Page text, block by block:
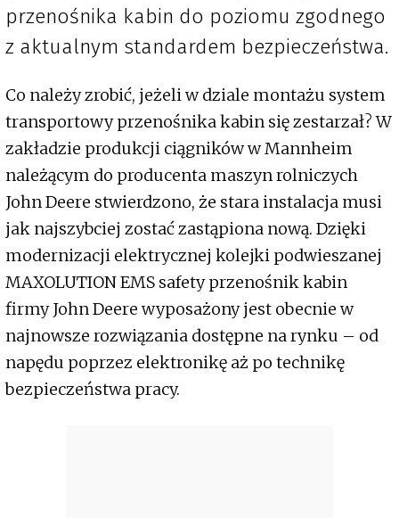
przenośnika kabin do poziomu zgodnego
z aktualnym standardem bezpieczeństwa.
Co należy zrobić, jeżeli w dziale montażu system
transportowy przenośnika kabin się zestarzał? W
zakładzie produkcji ciągników w Mannheim
należącym do producenta maszyn rolniczych
John Deere stwierdzono, że stara instalacja musi
jak najszybciej zostać zastąpiona nową. Dzięki
modernizacji elektrycznej kolejki podwieszanej
MAXOLUTION EMS safety przenośnik kabin
firmy John Deere wyposażony jest obecnie w
najnowsze rozwiązania dostępne na rynku – od
napędu poprzez elektronikę aż po technikę
bezpieczeństwa pracy.